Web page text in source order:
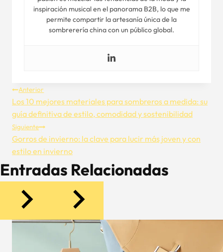
inspiración musical en el panorama B2B, lo que me
permite compartir la artesanía única de la
sombrerería china con un público global.
Navegación
De
Entradas
Anterior
Los 10 mejores materiales para sombreros a medida: su
guía definitiva de estilo, comodidad y sostenibilidad
Siguiente
Gorros de invierno: la clave para lucir más joven y con
estilo en invierno
Entradas Relacionadas